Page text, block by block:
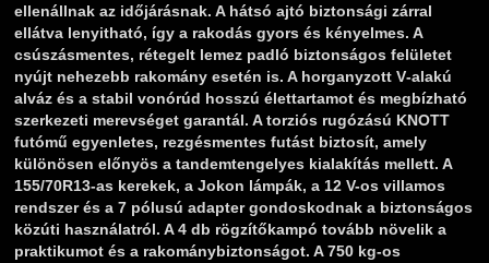
ellenállnak az időjárásnak. A hátsó ajtó biztonsági zárral
ellátva lenyitható, így a rakodás gyors és kényelmes. A
csúszásmentes, rétegelt lemez padló biztonságos felületet
nyújt nehezebb rakomány esetén is. A horganyzott V‑alakú
alváz és a stabil vonórúd hosszú élettartamot és megbízható
szerkezeti merevséget garantál. A torziós rugózású KNOTT
futómű egyenletes, rezgésmentes futást biztosít, amely
különösen előnyös a tandemtengelyes kialakítás mellett. A
155/70R13-as kerekek, a Jokon lámpák, a 12 V-os villamos
rendszer és a 7 pólusú adapter gondoskodnak a biztonságos
közúti használatról. A 4 db rögzítőkampó tovább növelik a
praktikumot és a rakománybiztonságot. A 750 kg-os